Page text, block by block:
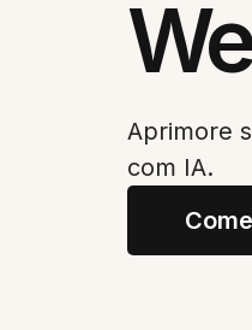
Aprimore
com IA.